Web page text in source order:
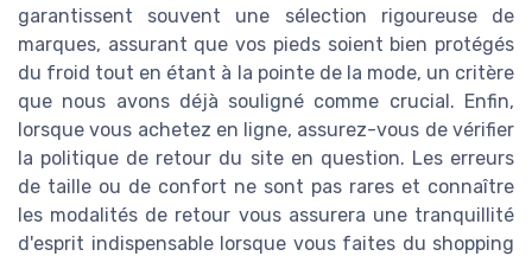
garantissent souvent une sélection rigoureuse de
marques, assurant que vos pieds soient bien protégés
du froid tout en étant à la pointe de la mode, un critère
que nous avons déjà souligné comme crucial. Enfin,
lorsque vous achetez en ligne, assurez-vous de vérifier
la politique de retour du site en question. Les erreurs
de taille ou de confort ne sont pas rares et connaître
les modalités de retour vous assurera une tranquillité
d'esprit indispensable lorsque vous faites du shopping